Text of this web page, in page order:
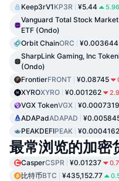
Keep3rV1KP3R ¥5.44
Vanguard Total Stock
ETF (Ondo)
Orbit ChainORC ¥0.003644
SharpLink Gaming, Inc
(Ondo)
FrontierFRONT ¥0.08745
XYROXYRO ¥0.001262
VGX TokenVGX ¥0.0007319
ADAPadADAPAD
PEAKDEFIPEAK ¥0.0004162
最常浏览的加密
CasperCSPR ¥0.01237
比特币BTC ¥435,152.77